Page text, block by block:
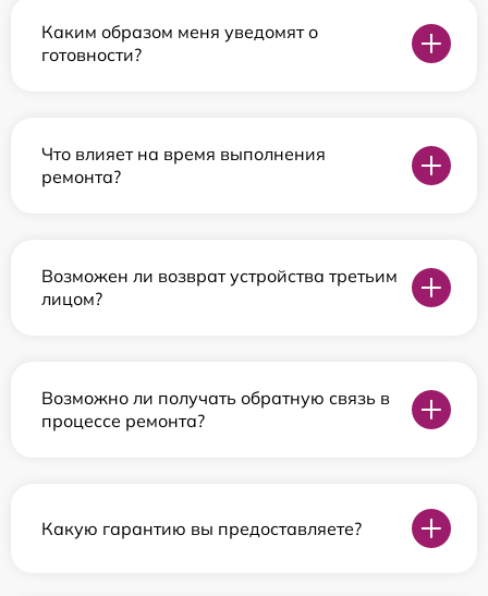
Каким образом меня уведомят о
готовности?
Что влияет на время выполнения
ремонта?
Возможен ли возврат устройства третьим
лицом?
Возможно ли получать обратную связь в
процессе ремонта?
Какую гарантию вы предоставляете?